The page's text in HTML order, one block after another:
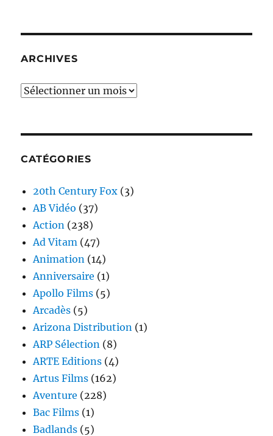
ARCHIVES
Archives
CATÉGORIES
20th Century Fox (3)
AB Vidéo (37)
Action (238)
Ad Vitam (47)
Animation (14)
Anniversaire (1)
Apollo Films (5)
Arcadès (5)
Arizona Distribution (1)
ARP Sélection (8)
ARTE Editions (4)
Artus Films (162)
Aventure (228)
Bac Films (1)
Badlands (5)